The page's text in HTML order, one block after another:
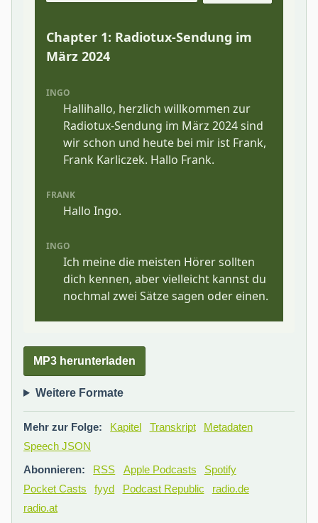
MP3 herunterladen
Weitere Formate
Mehr zur Folge: Kapitel Transkript
Metadaten
Speech JSON
Abonnieren:
RSS Apple Podcasts
Spotify
Pocket Casts
fyyd Podcast Republic
radio.de
radio.at